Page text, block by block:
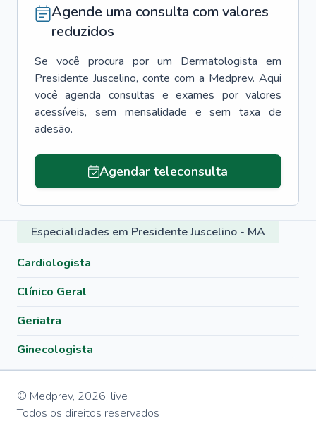
Agende uma consulta com valores
reduzidos
Se você procura por um Dermatologista em
Presidente Juscelino, conte com a Medprev. Aqui
você agenda consultas e exames por valores
acessíveis, sem mensalidade e sem taxa de
adesão.
Agendar teleconsulta
Especialidades em Presidente Juscelino - MA
Cardiologista
Clínico Geral
Geriatra
Ginecologista
© Medprev, 2026, live
Todos os direitos reservados